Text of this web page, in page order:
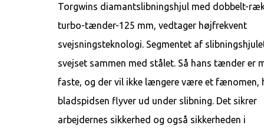
Torgwins diamantslibningshjul med dobbelt-
turbo-tænder-125 mm, vedtager højfrekvent
svejsningsteknologi. Segmentet af
svejset sammen med stålet. Så hans tænder er
faste, og der vil ikke længere være et fænomen,
bladspidsen flyver ud under slibning. Det sikrer
arbejdernes sikkerhed og også sikkerheden i